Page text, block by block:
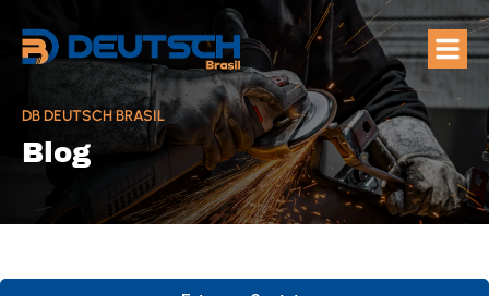
DB DEUTSCH BRASIL
Blog